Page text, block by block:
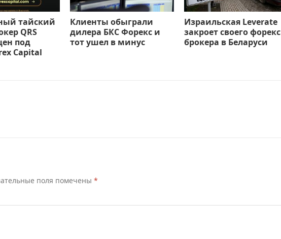
тайский
QRS
под
Capital
Клиенты обыграли
дилера БКС Форекс и
тот ушел в минус
Израильская Leverate
закроет своего форекс
брокера в Беларуси
поля помечены *